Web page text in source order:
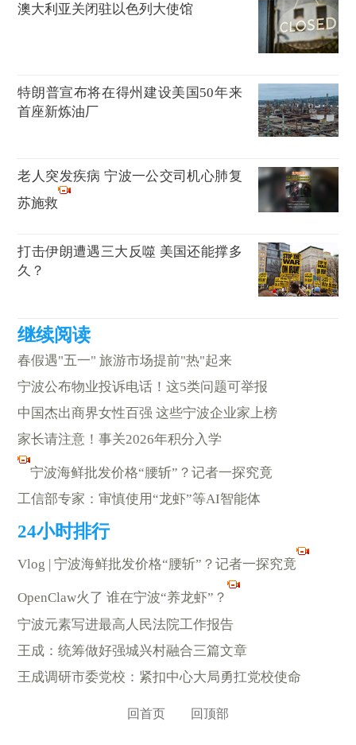
澳大利亚关闭驻以色列大使馆
特朗普宣布将在得州建设美国50年来
首座新炼油厂
老人突发疾病 宁波一公交司机心肺复
苏施救
打击伊朗遭遇三大反噬 美国还能撑多
久？
春假遇"五一" 旅游市场提前"热"起来
宁波公布物业投诉电话！这5类问题可举报
中国杰出商界女性百强 这些宁波企业家上榜
家长请注意！事关2026年积分入学
宁波海鲜批发价格“腰斩”？记者一探究竟
工信部专家：审慎使用“龙虾”等AI智能体
Vlog | 宁波海鲜批发价格“腰斩”？记者一探究竟
OpenClaw火了 谁在宁波“养龙虾”？
宁波元素写进最高人民法院工作报告
王成：统筹做好强城兴村融合三篇文章
王成调研市委党校：紧扣中心大局勇扛党校使命
回首页 回顶部